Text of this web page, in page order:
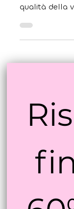
Il bite
per numerosi
qualità della